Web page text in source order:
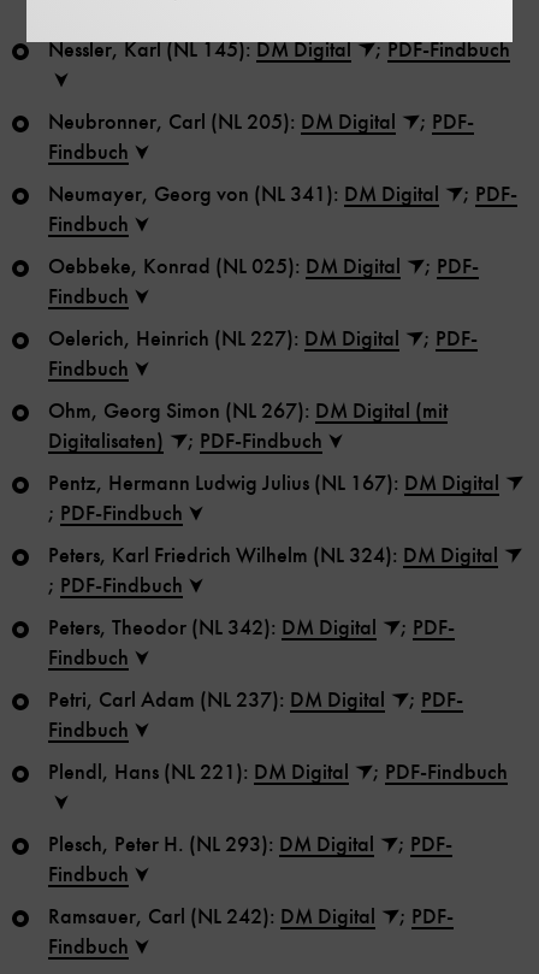
Nessler, Karl (NL 145):DM Digital ;PDF-Findbuch
Neubronner, Carl (NL 205): DM Digital ; PDF-
Findbuch
Neumayer, Georg von (NL 341): DM Digital ; PDF-
Findbuch
Oebbeke, Konrad (NL 025): DM Digital ; PDF-
Findbuch
Oelerich, Heinrich (NL 227): DM Digital ; PDF-
Findbuch
Ohm, Georg Simon (NL 267): DM Digital (mit
Digitalisaten)
; PDF-Findbuch
Pentz, Hermann Ludwig Julius (NL 167): DM Digital
; PDF-Findbuch
Peters, Karl Friedrich Wilhelm (NL 324): DM Digital
; PDF-Findbuch
Peters, Theodor (NL 342): DM Digital ; PDF-
Findbuch
Petri, Carl Adam (NL 237): DM Digital ; PDF-
Findbuch
Plendl, Hans (NL 221): DM Digital ; PDF-Findbuch
Plesch, Peter H. (NL 293): DM Digital ; PDF-
Findbuch
Ramsauer, Carl (NL 242): DM Digital ; PDF-
Findbuch